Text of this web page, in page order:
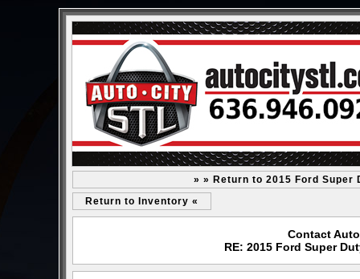
» » Return to 2015 Ford Super
Return to Inventory «
Contact
RE: 2015 Ford Super